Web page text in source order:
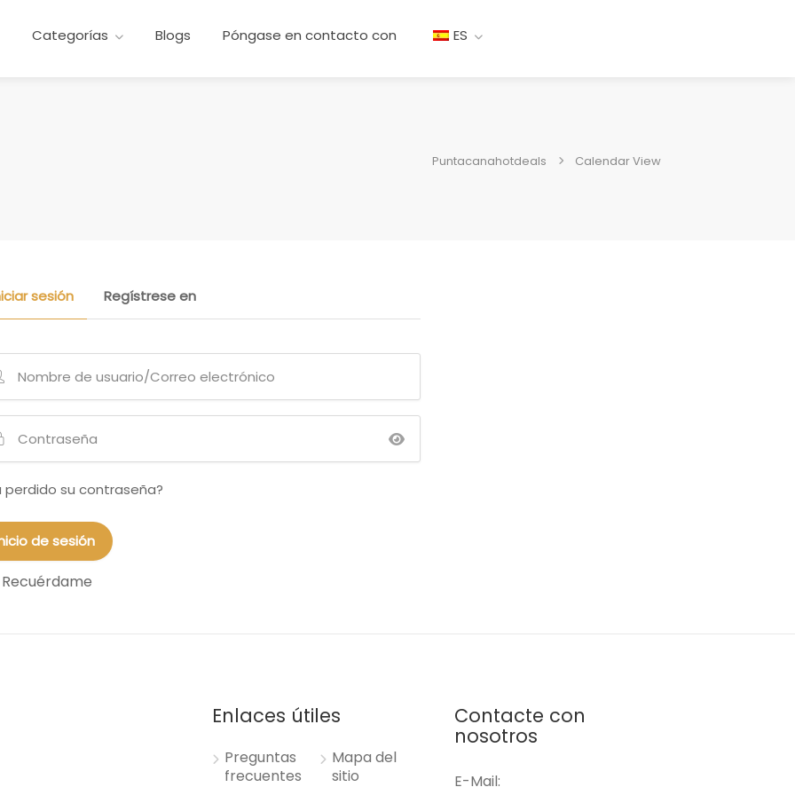
Categorías Blogs Póngase en contacto con ES
Puntacanahotdeals Calendar View
sesión Regístrese en
perdido su contraseña?
Recuérdame
Enlaces útiles
Preguntas
frecuentes
Mapa del
sitio
Contacte con
nosotros
E-Mail: